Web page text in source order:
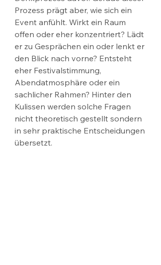
Prozess prägt aber, wie sich ein
Event anfühlt. Wirkt ein Raum
offen oder eher konzentriert? Lädt
er zu Gesprächen ein oder lenkt er
den Blick nach vorne? Entsteht
eher Festivalstimmung,
Abendatmosphäre oder ein
sachlicher Rahmen? Hinter den
Kulissen werden solche Fragen
nicht theoretisch gestellt sondern
in sehr praktische Entscheidungen
übersetzt.